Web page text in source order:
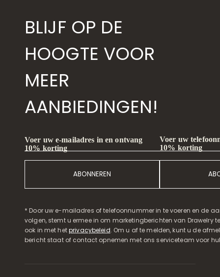
BLIJF OP DE
HOOGTE VOOR
MEER
AANBIEDINGEN!
Voer uw e-mailadres in en ontvang
10% korting
ABONNEREN
Voer uw
10% korting
* Door uw e-mailadres of telefoonnummer in te voeren en de
volgen, stemt u ermee in om marketingberichten van Drawelry
ook in met hetprivacybeleid. Om u af te melden, kunt u de
bericht staat of contact opnemen met ons serviceteam voor